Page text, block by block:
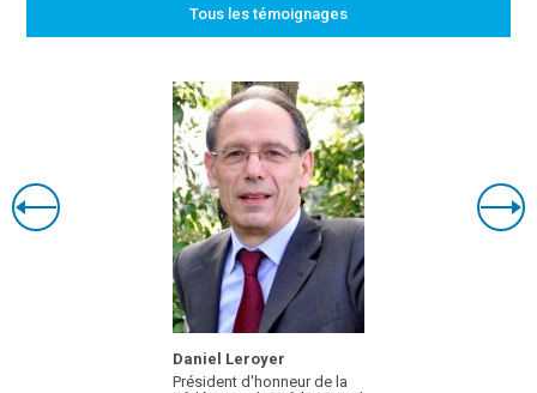
Tous les témoignages
Daniel Leroyer
Président d'honneur de la